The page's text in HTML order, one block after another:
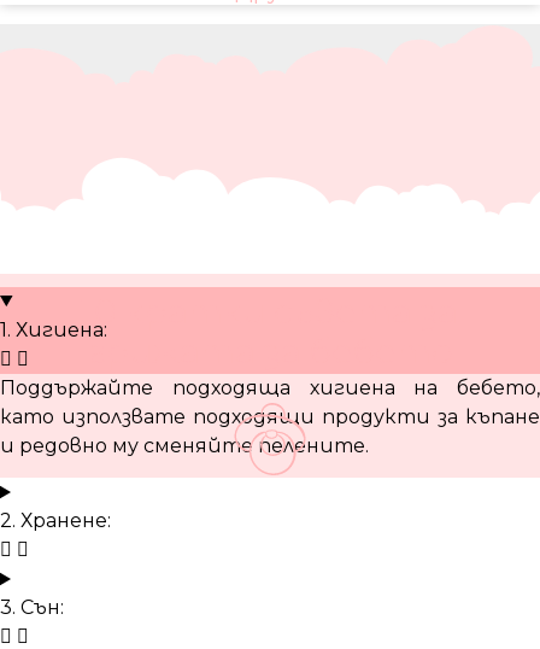
грижата за бебето
1. Хигиена:
Поддържайте подходяща хигиена на бебето,
като използвате подходящи продукти за къпане
и редовно му сменяйте пелените.
2. Хранене:
3. Сън: